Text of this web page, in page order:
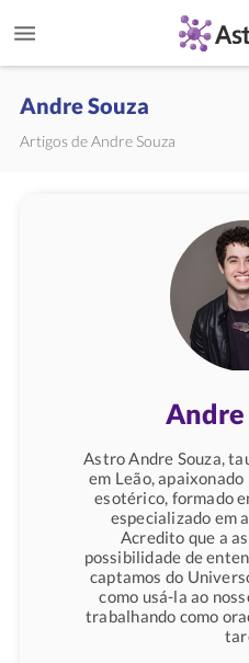
Andre Souza
Artigos de Andre Souza
Andre
Astro Andre Souza,
em Leão,
esotérico, formado
especializado em
Acredito que a
possibilidade de
captamos do
como usá-la ao
trabalhando como